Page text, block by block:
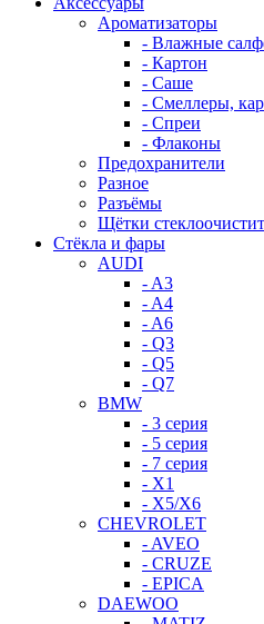
Ароматизаторы
- Влажные
- Картон
- Саше
- Смеллеры,
- Спреи
- Флаконы
Предохранители
Разное
Разъёмы
Щётки
Стёкла и фары
AUDI
- A3
- A4
- A6
- Q3
- Q5
- Q7
BMW
- 3 серия
- 5 серия
- 7 серия
- X1
- X5/X6
CHEVROLET
- AVEO
- CRUZE
- EPICA
DAEWOO